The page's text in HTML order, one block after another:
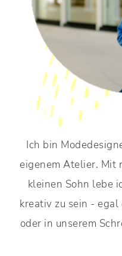
Ich bin
eigenem Atelier. Mit
kleinen Sohn lebe
kreativ zu sein -
oder in unserem